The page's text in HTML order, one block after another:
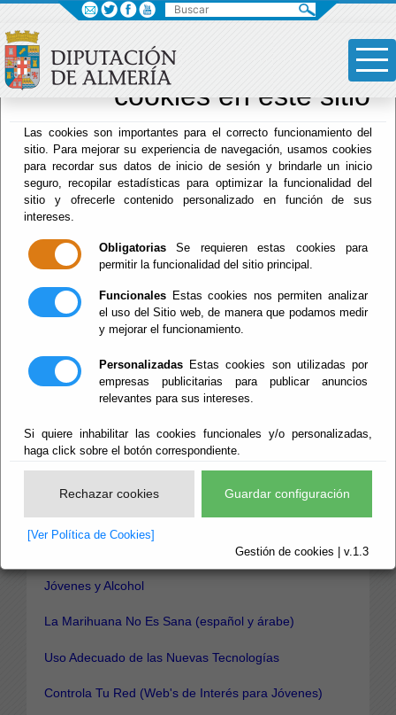
Sus opciones en
relación al uso de
cookies en este sitio
Las cookies son importantes para el correcto funcionamiento del
sitio. Para mejorar su experiencia de navegación, usamos cookies
para recordar sus datos de inicio de sesión y brindarle un inicio
seguro, recopilar estadísticas para optimizar la funcionalidad del
sitio y ofrecerle contenido personalizado en función de sus
intereses.
Obligatorias Se requieren estas cookies para
permitir la funcionalidad del sitio principal.
Funcionales Estas cookies nos permiten analizar
el uso del Sitio web, de manera que podamos medir
y mejorar el funcionamiento.
Personalizadas Estas cookies son utilizadas por
empresas publicitarias para publicar anuncios
relevantes para sus intereses.
Si quiere inhabilitar las cookies funcionales y/o personalizadas,
haga click sobre el botón correspondiente.
Rechazar cookies Guardar configuración
[Ver Política de Cookies]
Gestión de cookies | v.1.3
Drogodependencias
Menú Hacienda
Inicio -
FOLLETOS
Información General SPDA(español, inglés,
francés, rumano, árabe)
Y ahora, ¿qué hago?. Cuando descubres que tu hijo
consume alguna droga. Información para padres y
Prevención en el Ámbito Familiar
Programa de Hábitos de Vida Saludable
Jóvenes y Alcohol
La Marihuana No Es Sana (español y árabe)
Uso Adecuado de las Nuevas Tecnologías
Controla Tu Red (Web's de Interés para Jóvenes)